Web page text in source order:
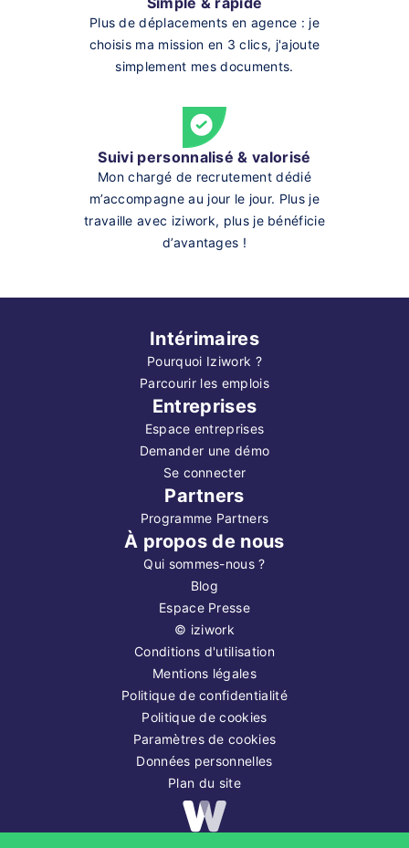
Plus de déplacements en agence : je
choisis ma mission en 3 clics, j'ajoute
simplement mes documents.
Suivi personnalisé & valorisé
Mon chargé de recrutement dédié
m’accompagne au jour le jour. Plus je
travaille avec iziwork, plus je bénéficie
d’avantages !
Intérimaires
Pourquoi Iziwork ?
Parcourir les emplois
Entreprises
Espace entreprises
Demander une démo
Se connecter
Partners
Programme Partners
À propos de nous
Qui sommes-nous ?
Blog
Espace Presse
© iziwork
Conditions d'utilisation
Mentions légales
Politique de confidentialité
Politique de cookies
Paramètres de cookies
Données personnelles
Plan du site